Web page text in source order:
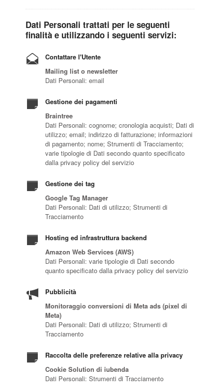
Dati Personali trattati per le seguenti
finalità e utilizzando i seguenti servizi:
Contattare l'Utente
Mailing list o newsletter
Dati Personali: email
Gestione dei pagamenti
Braintree
Dati Personali: cognome; cronologia acquisti; Dati di
utilizzo; email; indirizzo di fatturazione; informazioni
di pagamento; nome; Strumenti di Tracciamento;
varie tipologie di Dati secondo quanto specificato
dalla privacy policy del servizio
Gestione dei tag
Google Tag Manager
Dati Personali: Dati di utilizzo; Strumenti di
Tracciamento
Hosting ed infrastruttura backend
Amazon Web Services (AWS)
Dati Personali: varie tipologie di Dati secondo
quanto specificato dalla privacy policy del servizio
Pubblicità
Monitoraggio conversioni di Meta ads (pixel di
Meta)
Dati Personali: Dati di utilizzo; Strumenti di
Tracciamento
Raccolta delle preferenze relative alla privacy
Cookie Solution di iubenda
Dati Personali: Strumenti di Tracciamento